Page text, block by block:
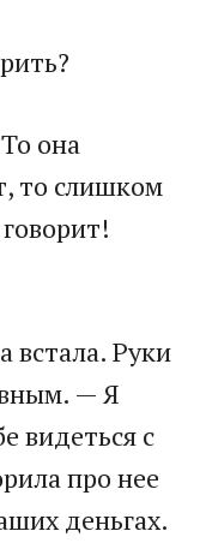
она
то слишком
Руки
— Я
видеться с
про нее
деньгах.